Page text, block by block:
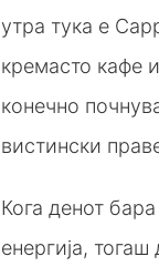
утра тука е
кремасто кафе
конечно
вистински
Кога денот
енергија,